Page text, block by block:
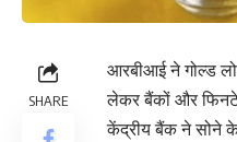
SHARE
आरबीआई ने गोल्ड
लेकर बैंकों और
केंद्रीय बैंक ने सोने के